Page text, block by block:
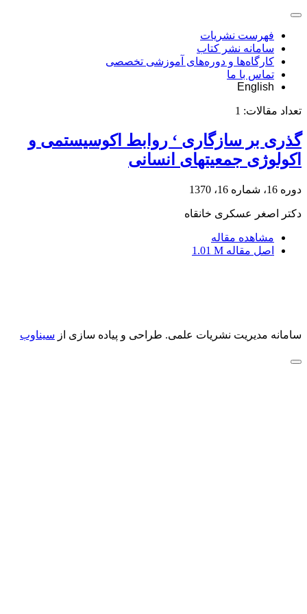
فهرست نشریات
سامانه نشر کتاب
کارگاه‌ها و دوره‌های آموزشی تخصصی
تماس با ما
English
تعداد مقالات: 1
گذری بر سازگاری ‘ روابط اکوسیستمی و
اکولوژی جمعیتهای انسانی
دوره 16، شماره 16، 1370
دکتر اصغر عسکری خانقاه
مشاهده مقاله
اصل مقاله 1.01 M
سامانه مدیریت نشریات علمی. طراحی و پیاده سازی از سیناوب